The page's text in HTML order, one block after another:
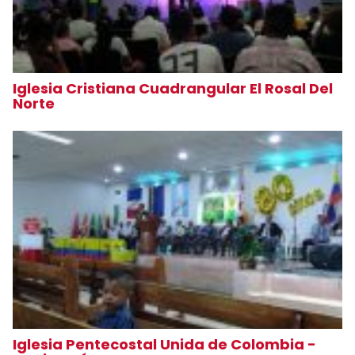
Iglesia Cristiana Cuadrangular El Rosal Del
Norte
Iglesia Pentecostal Unida de Colombia -